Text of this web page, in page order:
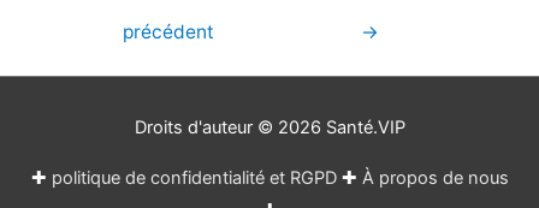
précédent
→
Droits d'auteur © 2026 Santé.VIP
✚ politique de confidentialité et RGPD✚ À propos de nous